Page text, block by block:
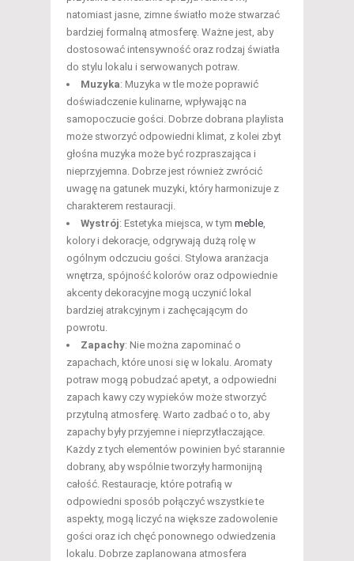
natomiast jasne, zimne światło może stwarzać
bardziej formalną atmosferę. Ważne jest, aby
dostosować intensywność oraz rodzaj światła
do stylu lokalu i serwowanych potraw.
Muzyka: Muzyka w tle może poprawić
doświadczenie kulinarne, wpływając na
samopoczucie gości. Dobrze dobrana playlista
może stworzyć odpowiedni klimat, z kolei zbyt
głośna muzyka może być rozpraszająca i
nieprzyjemna. Dobrze jest również zwrócić
uwagę na gatunek muzyki, który harmonizuje z
charakterem restauracji.
Wystrój: Estetyka miejsca, w tym meble,
kolory i dekoracje, odgrywają dużą rolę w
ogólnym odczuciu gości. Stylowa aranżacja
wnętrza, spójność kolorów oraz odpowiednie
akcenty dekoracyjne mogą uczynić lokal
bardziej atrakcyjnym i zachęcającym do
powrotu.
Zapachy: Nie można zapominać o
zapachach, które unosi się w lokalu. Aromaty
potraw mogą pobudzać apetyt, a odpowiedni
zapach kawy czy wypieków może stworzyć
przytulną atmosferę. Warto zadbać o to, aby
zapachy były przyjemne i nieprzytłaczające.
Każdy z tych elementów powinien być starannie
dobrany, aby wspólnie tworzyły harmonijną
całość. Restauracje, które potrafią w
odpowiedni sposób połączyć wszystkie te
aspekty, mogą liczyć na większe zadowolenie
gości oraz ich chęć ponownego odwiedzenia
lokalu. Dobrze zaplanowana atmosfera